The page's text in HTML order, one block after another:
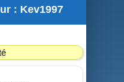
: Kev1997